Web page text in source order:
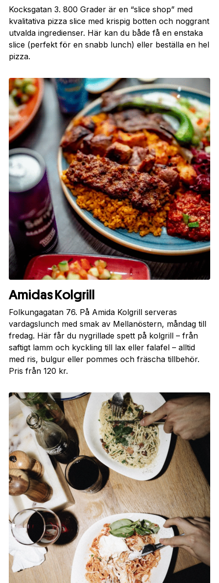
Kocksgatan 3. 800 Grader är en “slice shop” med
kvalitativa pizza slice med krispig botten och noggrant
utvalda ingredienser. Här kan du både få en enstaka
slice (perfekt för en snabb lunch) eller beställa en hel
pizza.
Amidas Kolgrill
Folkungagatan 76. På Amida Kolgrill serveras
vardagslunch med smak av Mellanöstern, måndag till
fredag. Här får du nygrillade spett på kolgrill – från
saftigt lamm och kyckling till lax eller falafel – alltid
med ris, bulgur eller pommes och fräscha tillbehör.
Pris från 120 kr.